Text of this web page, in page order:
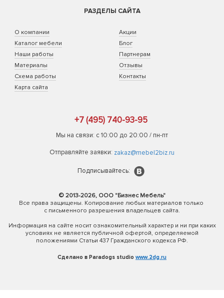
РАЗДЕЛЫ САЙТА
О компании
Каталог мебели
Наши работы
Материалы
Схема работы
Карта сайта
Акции
Блог
Партнерам
Отзывы
Контакты
+7 (495) 740-93-95
Мы на связи: с 10:00 до 20:00 / пн-пт
Отправляйте заявки: zakaz@mebel2biz.ru
Подписывайтесь:
© 2013-2026, ООО "Бизнес Мебель"
Все права защищены. Копирование любых материалов только
с письменного разрешения владельцев сайта.
Информация на сайте носит ознакомительный характер и ни при каких
условиях не является публичной офертой, определяемой
положениями Статьи 437 Гражданского кодекса РФ.
Сделано в Paradogs studio www.2dg.ru